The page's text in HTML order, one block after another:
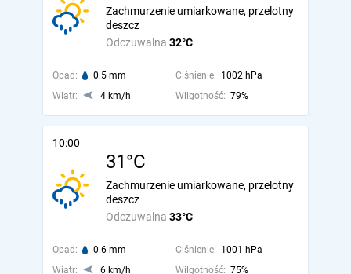
Odczuwalna 32°C
Zachmurzenie umiarkowane, przelotny
deszcz
Opad: 0.5 mm Ciśnienie: 1002 hPa
Wiatr:
4 km/h Wilgotność: 79%
10:00
31°C
Odczuwalna 33°C
Zachmurzenie umiarkowane, przelotny
deszcz
Opad: 0.6 mm Ciśnienie: 1001 hPa
Wiatr:
6 km/h Wilgotność: 75%